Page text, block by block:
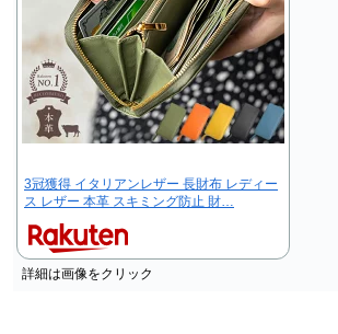
3冠獲得 イタリアンレザー 長財布 レディー
ス レザー 本革 スキミング防止 財…
詳細は画像をクリック